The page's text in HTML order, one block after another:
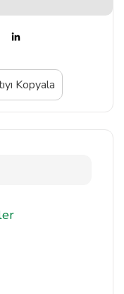
Kopyala